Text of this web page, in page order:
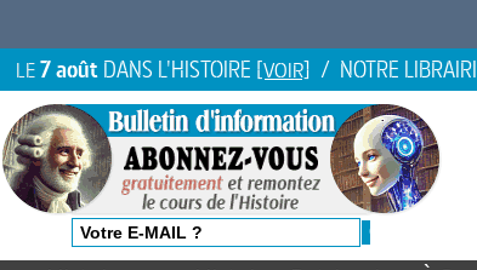
LE7 août DANS L'HISTOIRE [VOIR] / NOTRE